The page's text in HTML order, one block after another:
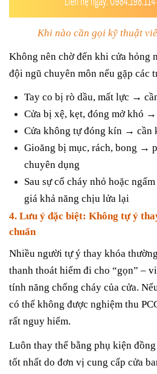
Khi nào cần gọi kỹ thuật
Không nên chờ đến khi cửa hỏng
đội ngũ chuyên môn nếu gặp các
Tay co bị rò dầu, mất lực →
Cửa bị xệ, kẹt, đóng mở khó
Cửa không tự đóng kín → cần
Gioăng bị mục, rách, bong →
chuyên dụng
Sau sự cố cháy nhỏ hoặc
giá khả năng chịu lửa lại
4. Lưu ý đặc biệt: Không tự ý
chuẩn
Nhiều người tự ý thay khóa
thanh thoát hiểm đi cho “gọn” –
tính năng chống cháy của cửa.
có thể không được nghiệm thu
rất nguy hiểm.
Luôn thay thế bằng phụ kiện
tốt nhất do đơn vị cung cấp cửa